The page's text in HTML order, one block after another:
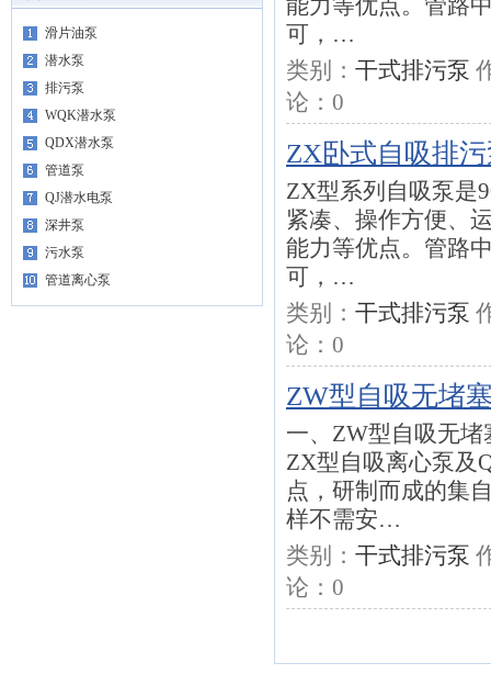
滑片油泵
潜水泵
排污泵
WQK潜水泵
QDX潜水泵
管道泵
QJ潜水电泵
深井泵
污水泵
管道离心泵
能力等优点。管路
可，…
类别： 干式排污泵
论： 0
ZX卧式自吸排
ZX型系列自吸泵是
紧凑、操作方便、
能力等优点。管路
可，…
类别： 干式排污泵
论： 0
ZW型自吸无堵
一、ZW型自吸无
ZX型自吸离心泵及
点，研制而成的集
样不需安…
类别： 干式排污泵
论： 0